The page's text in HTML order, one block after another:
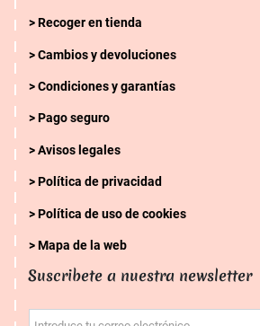
Recoger en tienda
Cambios y devoluciones
Condiciones y garantías
Pago seguro
Avisos legales
Política de privacidad
Política de uso de cookies
Mapa de la web
Suscribete a nuestra newsletter